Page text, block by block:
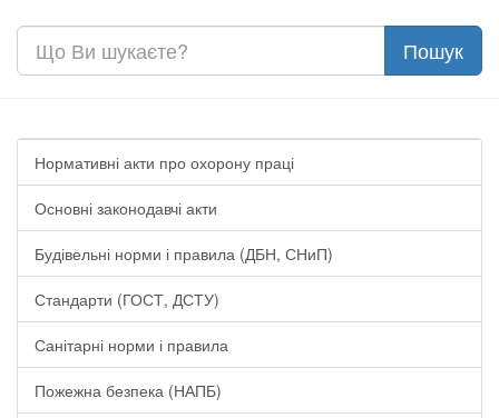
Нормативні акти про охорону праці
Основні законодавчі акти
Будівельні норми і правила (ДБН, СНиП)
Стандарти (ГОСТ, ДСТУ)
Санітарні норми і правила
Пожежна безпека (НАПБ)